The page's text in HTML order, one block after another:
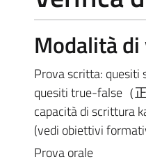
Modalità
Prova scritta:
quesiti true-false（
capacità di scrittura
(vedi obiettivi
Prova orale